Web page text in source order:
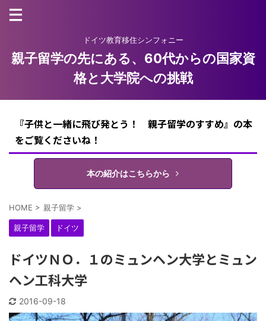
ドイツ教育移住シンフォニー
親子留学の先にある、60代からの国家資
格と大学院への挑戦
『子供と一緒に飛び発とう！ 親子留学のすすめ』の本
をご覧くださいね！
本の紹介はこちらから
HOME > 親子留学 >
親子留学 ドイツ
ドイツＮＯ．１のミュンヘン大学とミュン
ヘン工科大学
2016-09-18